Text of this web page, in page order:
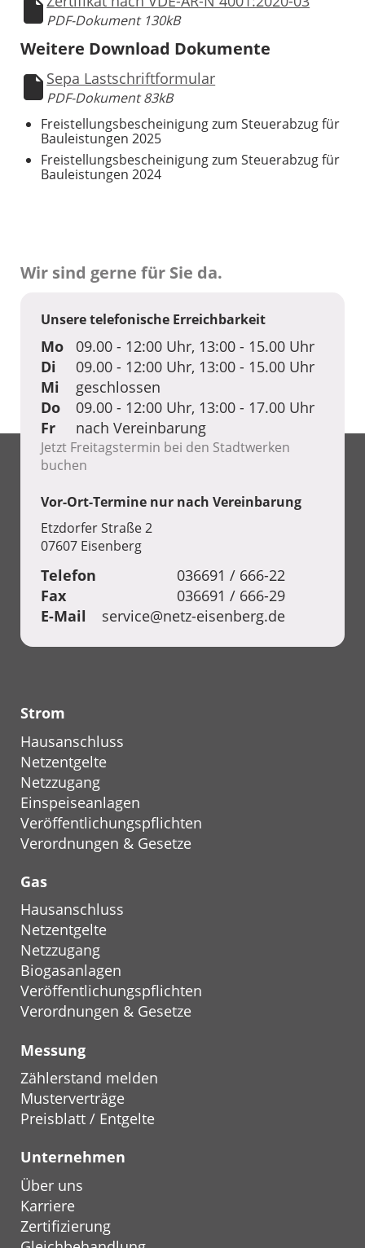
PDF-Dokument 130kB
Weitere Download Dokumente
Sepa Lastschriftformular
PDF-Dokument 83kB
Freistellungsbescheinigung zum Steuerabzug für
Bauleistungen 2025
Freistellungsbescheinigung zum Steuerabzug für
Bauleistungen 2024
Wir sind gerne für Sie da.
Unsere telefonische Erreichbarkeit
Mo
09.00 - 12:00 Uhr, 13:00 - 15.00 Uhr
Di
09.00 - 12:00 Uhr, 13:00 - 15.00 Uhr
Mi
geschlossen
Do
09.00 - 12:00 Uhr, 13:00 - 17.00 Uhr
Fr
nach Vereinbarung
Jetzt Freitagstermin bei den Stadtwerken
buchen
Vor-Ort-Termine nur nach Vereinbarung
Etzdorfer Straße 2
07607 Eisenberg
Telefon
036691 / 666-22
Fax
036691 / 666-29
E-Mail
service@netz-eisenberg.de
Strom
Hausanschluss
Netzentgelte
Netzzugang
Einspeiseanlagen
Veröffentlichungspflichten
Verordnungen & Gesetze
Gas
Hausanschluss
Netzentgelte
Netzzugang
Biogasanlagen
Veröffentlichungspflichten
Verordnungen & Gesetze
Messung
Zählerstand melden
Musterverträge
Preisblatt / Entgelte
Unternehmen
Über uns
Karriere
Zertifizierung